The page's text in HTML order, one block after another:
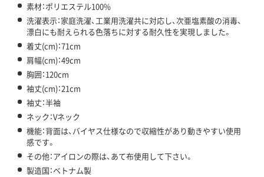
素材：ポリエステル100%
洗濯表示：家庭洗濯、工業用洗濯共に対応し、次亜塩素酸の消毒、
漂白にも耐えられる色落ちに対する耐久性を実現しました。
着丈(cm)：71cm
肩幅(cm)：49cm
胸囲：120cm
袖丈(cm)：21cm
袖丈：半袖
ネック：Vネック
機能：背面は、バイヤス仕様なので収縮性があり動きやすい使用
感です。
その他：アイロンの際は、あて布使用して下さい。
製造国：ベトナム製